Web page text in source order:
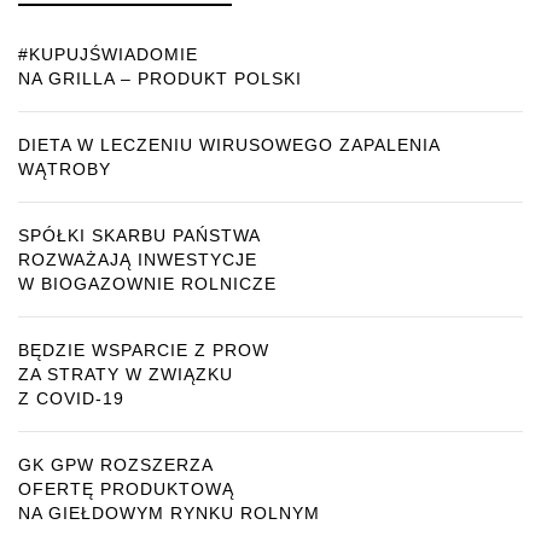
#KUPUJŚWIADOMIE
NA GRILLA – PRODUKT POLSKI
DIETA W LECZENIU WIRUSOWEGO ZAPALENIA
WĄTROBY
SPÓŁKI SKARBU PAŃSTWA
ROZWAŻAJĄ INWESTYCJE
W BIOGAZOWNIE ROLNICZE
BĘDZIE WSPARCIE Z PROW
ZA STRATY W ZWIĄZKU
Z COVID-19
GK GPW ROZSZERZA
OFERTĘ PRODUKTOWĄ
NA GIEŁDOWYM RYNKU ROLNYM